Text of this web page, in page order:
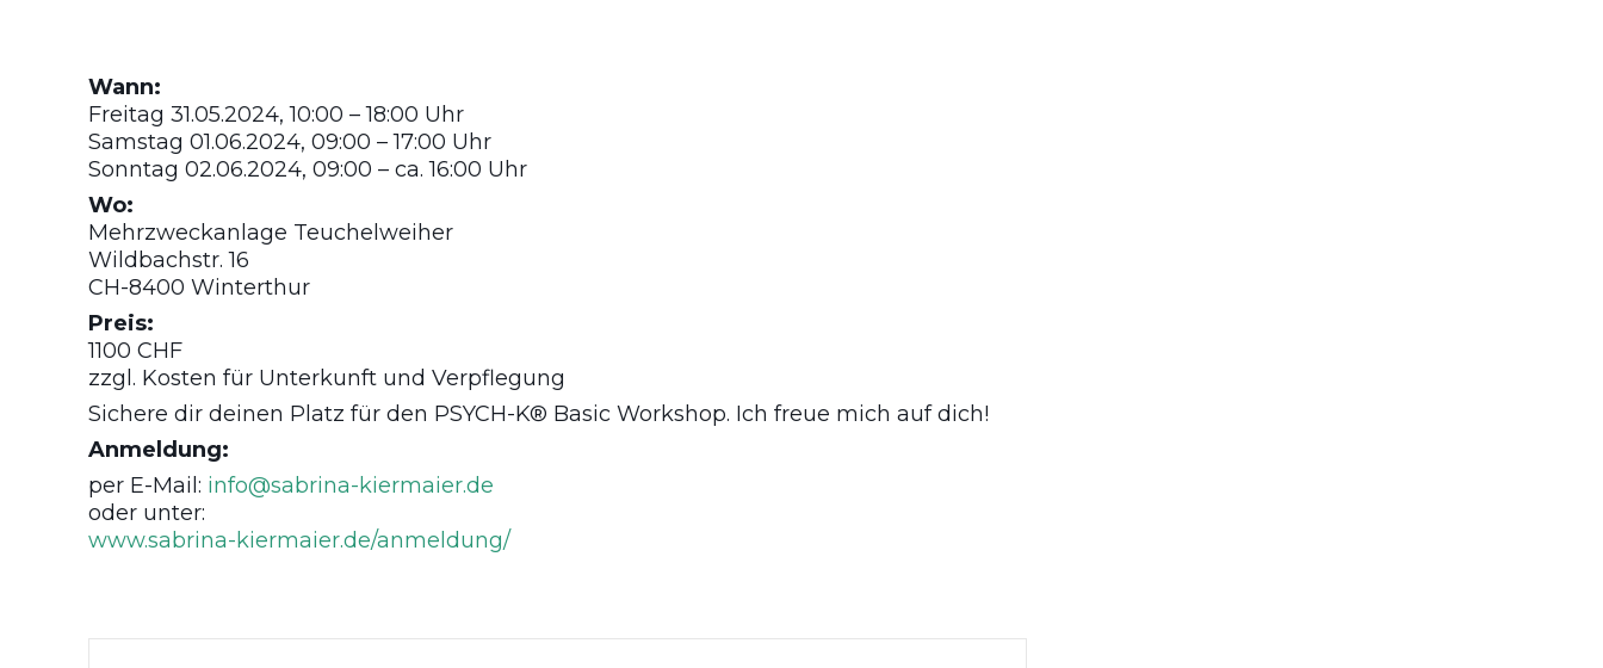
Wann:
Freitag 31.05.2024, 10:00 – 18:00 Uhr
Samstag 01.06.2024, 09:00 – 17:00 Uhr
Sonntag 02.06.2024, 09:00 – ca. 16:00 Uhr
Wo:
Mehrzweckanlage Teuchelweiher
Wildbachstr. 16
CH-8400 Winterthur
Preis:
1100 CHF
zzgl. Kosten für Unterkunft und Verpflegung
Sichere dir deinen Platz für den PSYCH-K® Basic Workshop. Ich freue mich auf dich!
Anmeldung:
per E-Mail: info@sabrina-kiermaier.de
oder unter:
www.sabrina-kiermaier.de/anmeldung/